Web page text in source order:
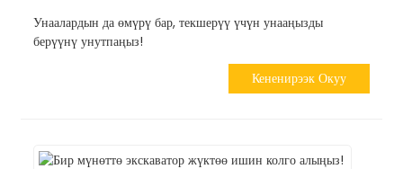
Унаалардын да өмүрү бар, текшерүү үчүн унааңызды
берүүнү унутпаңыз!
Кененирээк Окуу